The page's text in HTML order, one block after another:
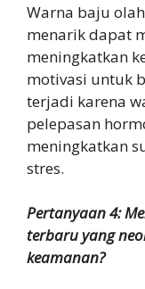
Warna baju
menarik dapat
meningkatkan
motivasi untuk
terjadi karena
pelepasan
meningkatkan
stres.
Pertanyaan 4:
terbaru yang
keamanan?